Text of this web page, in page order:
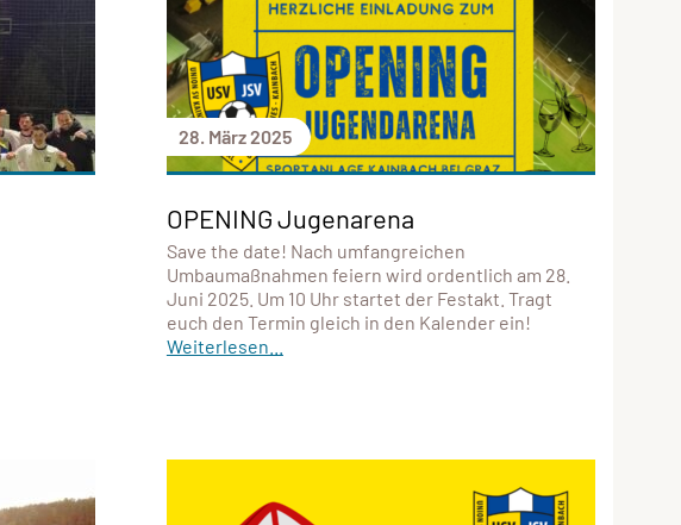
28. März 2025
OPENING Jugenarena
Save the date! Nach umfangreichen
Umbaumaßnahmen feiern wird ordentlich am 28.
Juni 2025. Um 10 Uhr startet der Festakt. Tragt
euch den Termin gleich in den Kalender ein!
Weiterlesen...